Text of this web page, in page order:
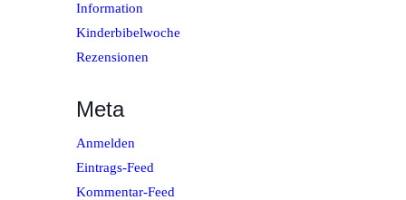
Information
Kinderbibelwoche
Rezensionen
Meta
Anmelden
Eintrags-Feed
Kommentar-Feed